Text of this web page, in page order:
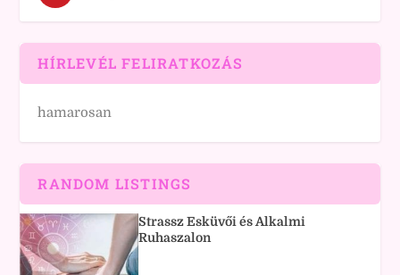
HÍRLEVÉL FELIRATKOZÁS
hamarosan
RANDOM LISTINGS
Strassz Esküvői és Alkalmi
Ruhaszalon